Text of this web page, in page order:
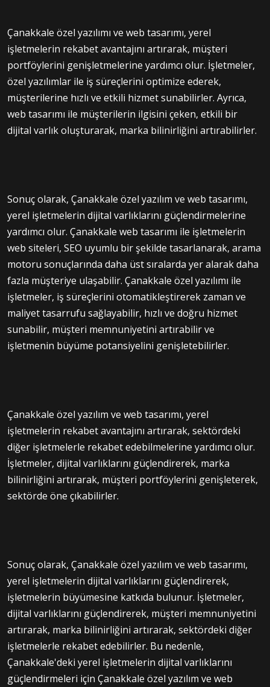
Çanakkale özel yazılımı ve web tasarımı, yerel
işletmelerin rekabet avantajını artırarak, müşteri
portföylerini genişletmelerine yardımcı olur. İşletmeler,
özel yazılımlar ile iş süreçlerini optimize ederek,
müşterilerine hızlı ve etkili hizmet sunabilirler. Ayrıca,
web tasarımı ile müşterilerin ilgisini çeken, etkili bir
dijital varlık oluşturarak, marka bilinirliğini artırabilirler.
Sonuç olarak, Çanakkale özel yazılım ve web tasarımı,
yerel işletmelerin dijital varlıklarını güçlendirmelerine
yardımcı olur. Çanakkale web tasarımı ile işletmelerin
web siteleri, SEO uyumlu bir şekilde tasarlanarak, arama
motoru sonuçlarında daha üst sıralarda yer alarak daha
fazla müşteriye ulaşabilir. Çanakkale özel yazılımı ile
işletmeler, iş süreçlerini otomatikleştirerek zaman ve
maliyet tasarrufu sağlayabilir, hızlı ve doğru hizmet
sunabilir, müşteri memnuniyetini artırabilir ve
işletmenin büyüme potansiyelini genişletebilirler.
Çanakkale özel yazılım ve web tasarımı, yerel
işletmelerin rekabet avantajını artırarak, sektördeki
diğer işletmelerle rekabet edebilmelerine yardımcı olur.
İşletmeler, dijital varlıklarını güçlendirerek, marka
bilinirliğini artırarak, müşteri portföylerini genişleterek,
sektörde öne çıkabilirler.
Sonuç olarak, Çanakkale özel yazılım ve web tasarımı,
yerel işletmelerin dijital varlıklarını güçlendirerek,
işletmelerin büyümesine katkıda bulunur. İşletmeler,
dijital varlıklarını güçlendirerek, müşteri memnuniyetini
artırarak, marka bilinirliğini artırarak, sektördeki diğer
işletmelerle rekabet edebilirler. Bu nedenle,
Çanakkale'deki yerel işletmelerin dijital varlıklarını
güçlendirmeleri için Çanakkale özel yazılım ve web